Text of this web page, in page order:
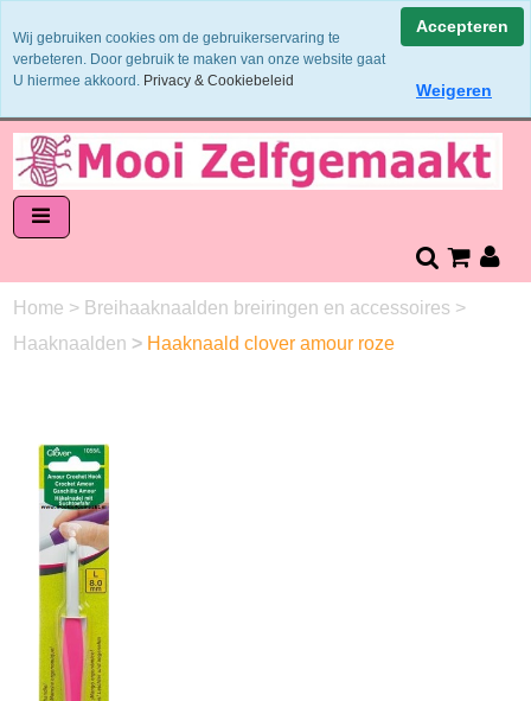
Garens worden uit 1 verfbad verzonden
Veilig online betalen of zelf overschrijven
Home > Breihaaknaalden breiringen en accessoires >
Haaknaalden > Haaknaald clover amour roze
Wij gebruiken cookies om de gebruikerservaring te
verbeteren. Door gebruik te maken van onze website gaat
U hiermee akkoord. Privacy & Cookiebeleid
Accepteren
Weigeren